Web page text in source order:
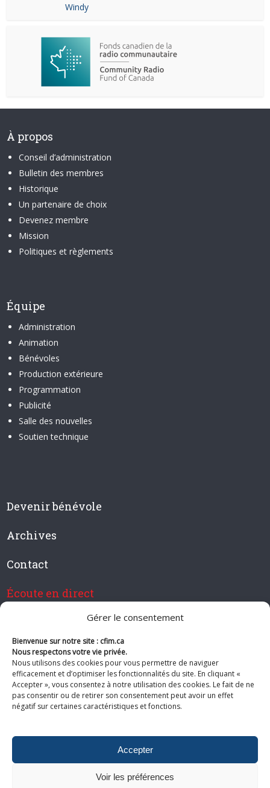
Gérer le consentement
Bienvenue sur notre site : cfim.ca
Nous respectons votre vie privée.
Nous utilisons des cookies pour vous permettre de naviguer
efficacement et d’optimiser les fonctionnalités du site. En cliquant «
Accepter », vous consentez à notre utilisation des cookies. Le fait de ne
pas consentir ou de retirer son consentement peut avoir un effet
négatif sur certaines caractéristiques et fonctions.
Accepter
Voir les préférences
Windy
À propos
Conseil d’administration
Bulletin des membres
Historique
Un partenaire de choix
Devenez membre
Mission
Politiques et règlements
Équipe
Administration
Animation
Bénévoles
Production extérieure
Programmation
Publicité
Salle des nouvelles
Soutien technique
Devenir bénévole
Archives
Contact
Écoute en direct
Devenir membre de CFIM
Suivez-nous